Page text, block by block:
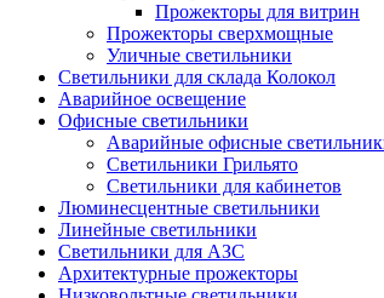
Прожекторы для витрин
Прожекторы сверхмощные
Уличные светильники
Светильники для склада Колокол
Аварийное освещение
Офисные светильники
Аварийные офисные
Светильники Грильято
Светильники для кабинетов
Люминесцентные светильники
Линейные светильники
Светильники для АЗС
Архитектурные прожекторы